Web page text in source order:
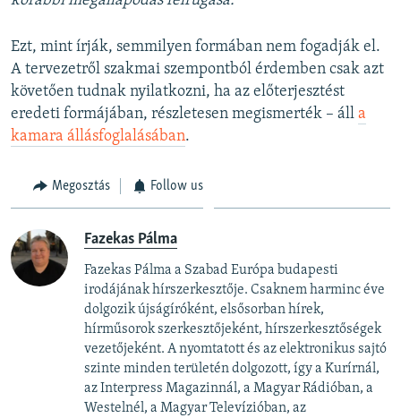
Ezt, mint írják, semmilyen formában nem fogadják el.
A tervezetről szakmai szempontból érdemben csak azt
követően tudnak nyilatkozni, ha az előterjesztést
eredeti formájában, részletesen megismerték – áll a
kamara állásfoglalásában.
Megosztás Follow us
Fazekas Pálma
Fazekas Pálma a Szabad Európa budapesti
irodájának hírszerkesztője. Csaknem harminc éve
dolgozik újságíróként, elsősorban hírek,
hírműsorok szerkesztőjeként, hírszerkesztőségek
vezetőjeként. A nyomtatott és az elektronikus sajtó
szinte minden területén dolgozott, így a Kurírnál,
az Interpress Magazinnál, a Magyar Rádióban, a
Westelnél, a Magyar Televízióban, az